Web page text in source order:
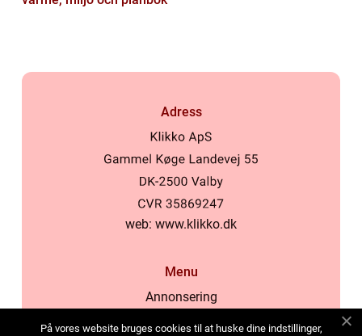
Adress
web: www.klikko.dk
Menu
Annonsering
På vores website bruges cookies til at huske dine indstillinger,